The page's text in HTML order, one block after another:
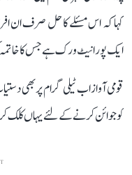
کہا کہ اس مسئلے کا حل صرف ان
ایک پورا نیٹ ورک ہے جس کا
قومی آواز اب ٹیلی گرام پر بھی
کو جوائن کرنے کے لئے یہاں کلک